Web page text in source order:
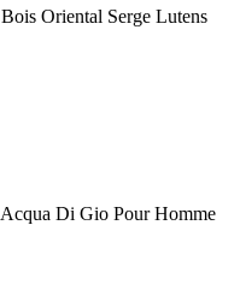
Bois Oriental Serge Lutens
Acqua Di Gio Pour Homme